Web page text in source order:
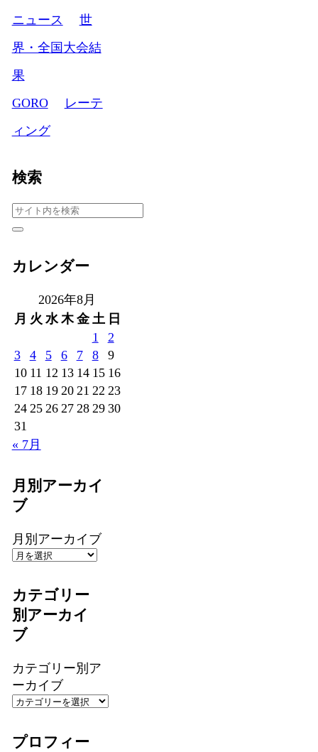
ニュース
世
界・全国大会結
果
GORO
レーテ
ィング
検索
カレンダー
2026年8月
月 火 水 木 金 土 日
1
2
3
4 5 6 7 8
9
10 11 12 13 14 15 16
17 18 19 20 21 22 23
24 25 26 27 28 29 30
31
« 7月
月別アーカイ
ブ
月別アーカイブ
カテゴリー
別アーカイ
ブ
カテゴリー別ア
ーカイブ
プロフィー